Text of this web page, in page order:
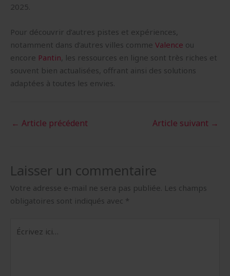
2025.
Pour découvrir d’autres pistes et expériences,
notamment dans d’autres villes comme Valence ou
encore Pantin, les ressources en ligne sont très riches et
souvent bien actualisées, offrant ainsi des solutions
adaptées à toutes les envies.
← Article précédent Article suivant →
Laisser un commentaire
Votre adresse e-mail ne sera pas publiée. Les champs
obligatoires sont indiqués avec *
ici…